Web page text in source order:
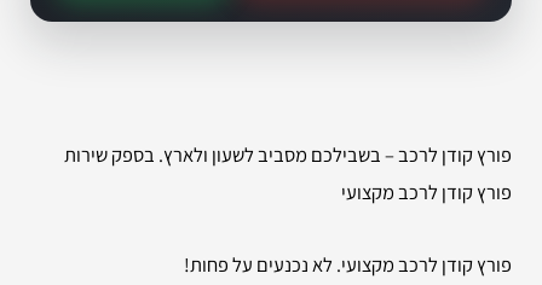
פורץ קודן לרכב – בשבילכם מסביב לשעון ולארץ. בספק שירות
פורץ קודן לרכב מקצועי
פורץ קודן לרכב מקצועי. לא נכנעים על פחות!